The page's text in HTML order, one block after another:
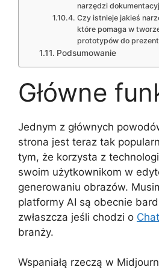
narzędzi
Czy istnieje jakieś
które pomaga w
prototypów do
Podsumowanie
Główne
Jednym z głównych
strona jest teraz tak
tym, że korzysta z
swoim użytkownikom w
generowaniu obrazów.
platformy AI są obecnie
zwłaszcza jeśli chodzi o
branży.
Wspaniałą rzeczą w